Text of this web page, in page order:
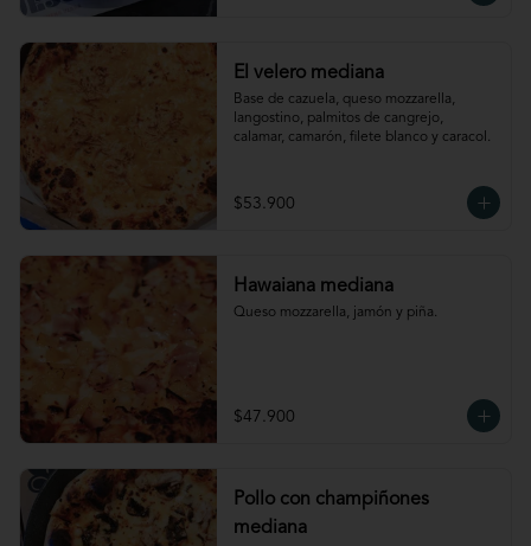
El velero mediana
Base de cazuela, queso mozzarella,
langostino, palmitos de cangrejo,
calamar, camarón, filete blanco y caracol.
$53.900
Hawaiana mediana
Queso mozzarella, jamón y piña.
$47.900
Pollo con champiñones
mediana